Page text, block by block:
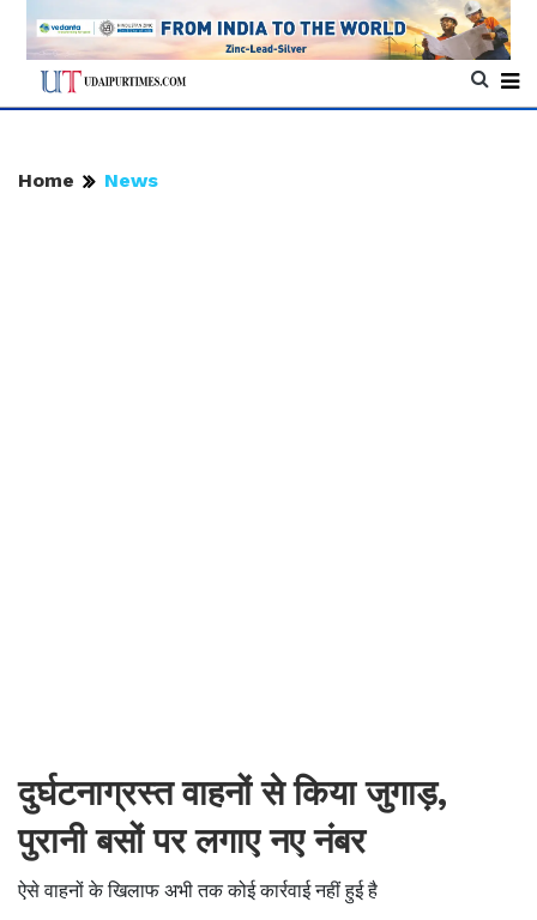
Home News
दुर्घटनाग्रस्त वाहनों से किया जुगाड़,
पुरानी बसों पर लगाए नए नंबर
ऐसे वाहनों के खिलाफ अभी तक कोई कार्रवाई नहीं हुई है